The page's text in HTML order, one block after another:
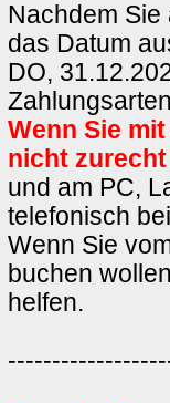
Nachdem
das Datum
DO,
Wenn Sie
nicht
und am PC,
telefonisch
Wenn Sie
buchen
helfen.